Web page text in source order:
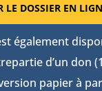
LE DOSSIER EN
également
d’un don
papier à